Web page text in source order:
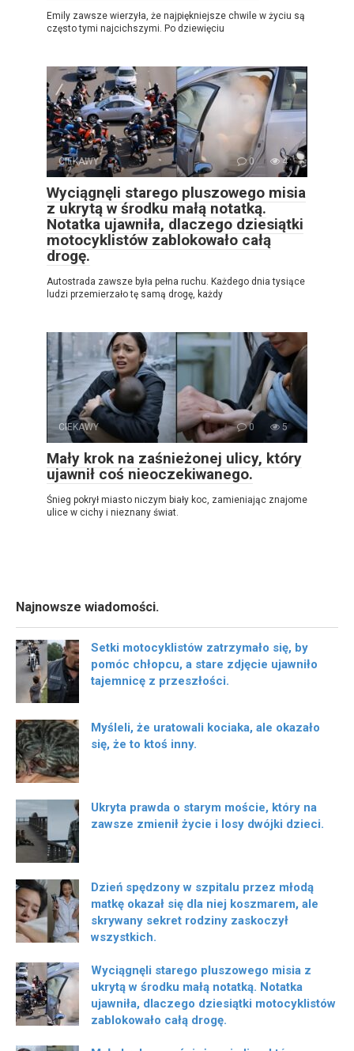
Emily zawsze wierzyła, że najpiękniejsze chwile w życiu są
często tymi najcichszymi. Po dziewięciu
CIEKAWY 0 4
Wyciągnęli starego pluszowego misia
z ukrytą w środku małą notatką.
Notatka ujawniła, dlaczego dziesiątki
motocyklistów zablokowało całą
drogę.
Autostrada zawsze była pełna ruchu. Każdego dnia tysiące
ludzi przemierzało tę samą drogę, każdy
CIEKAWY 0 5
Mały krok na zaśnieżonej ulicy, który
ujawnił coś nieoczekiwanego.
Śnieg pokrył miasto niczym biały koc, zamieniając znajome
ulice w cichy i nieznany świat.
Najnowsze wiadomości.
Setki motocyklistów zatrzymało się, by
pomóc chłopcu, a stare zdjęcie ujawniło
tajemnicę z przeszłości.
Myśleli, że uratowali kociaka, ale okazało
się, że to ktoś inny.
Ukryta prawda o starym moście, który na
zawsze zmienił życie i losy dwójki dzieci.
Dzień spędzony w szpitalu przez młodą
matkę okazał się dla niej koszmarem, ale
skrywany sekret rodziny zaskoczył
wszystkich.
Wyciągnęli starego pluszowego misia z
ukrytą w środku małą notatką. Notatka
ujawniła, dlaczego dziesiątki motocyklistów
zablokowało całą drogę.